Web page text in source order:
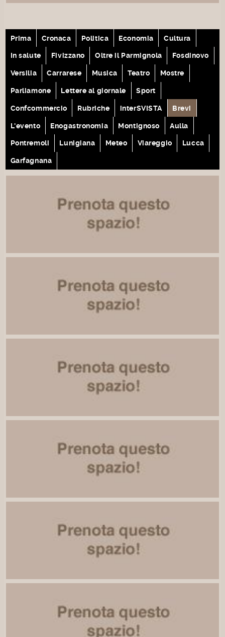
Prima Cronaca Politica Economia Cultura
In salute Fivizzano Oltre il Parmignola Fosdinovo
Versilia Carrarese Musica Teatro Mostre
Parliamone Lettere al giornale Sport
Confcommercio Rubriche interSVISTA Brevi
L'evento Enogastronomia Montignoso Aulla
Pontremoli Lunigiana Meteo Viareggio Lucca
Garfagnana